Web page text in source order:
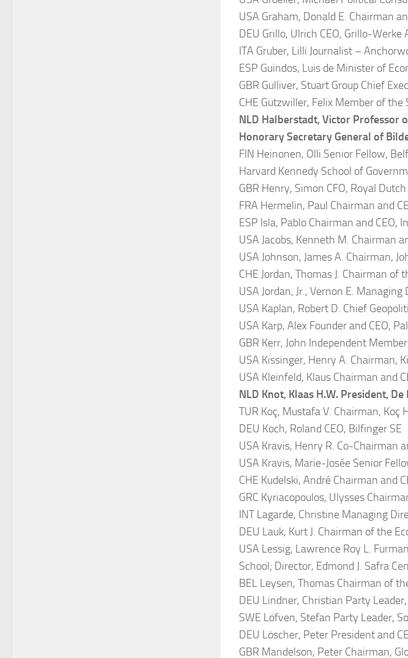
USA Graham, Donald E. Chairman
DEU Grillo, Ulrich CEO, Grillo-Werke
ITA Gruber, Lilli Journalist –
ESP Guindos, Luis de Minister of
GBR Gulliver, Stuart Group Chief
CHE Gutzwiller, Felix Member of the
NLD Halberstadt, Victor Professor
Honorary Secretary General of
FIN Heinonen, Olli Senior Fellow,
Harvard Kennedy School of
GBR Henry, Simon CFO, Royal
FRA Hermelin, Paul Chairman and
ESP Isla, Pablo Chairman and CEO,
USA Jacobs, Kenneth M. Chairman
USA Johnson, James A. Chairman,
CHE Jordan, Thomas J. Chairman
USA Jordan, Jr., Vernon E.
USA Kaplan, Robert D. Chief
USA Karp, Alex Founder and CEO,
GBR Kerr, John Independent
USA Kissinger, Henry A. Chairman,
USA Kleinfeld, Klaus Chairman and
NLD Knot, Klaas H.W. President,
TUR Koç, Mustafa V. Chairman, Koç
DEU Koch, Roland CEO, Bilfinger SE
USA Kravis, Henry R. Co-Chairman
USA Kravis, Marie-Josée Senior
CHE Kudelski, André Chairman and
GRC Kyriacopoulos, Ulysses
INT Lagarde, Christine Managing
DEU Lauk, Kurt J. Chairman of the
USA Lessig, Lawrence Roy L.
School; Director, Edmond J. Safra
BEL Leysen, Thomas Chairman of
DEU Lindner, Christian Party
SWE Löfven, Stefan Party Leader,
DEU Löscher, Peter President and
GBR Mandelson, Peter Chairman,